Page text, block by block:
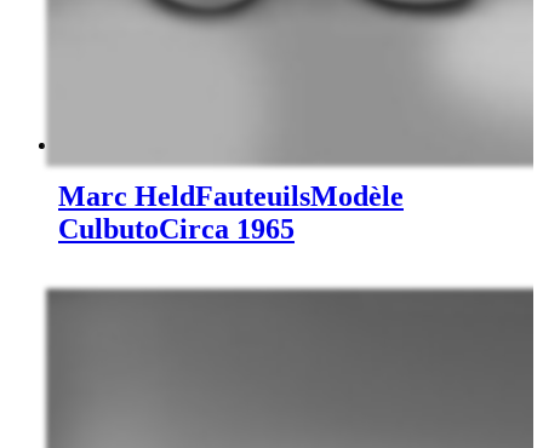
Marc HeldFauteuilsModèle
CulbutoCirca 1965